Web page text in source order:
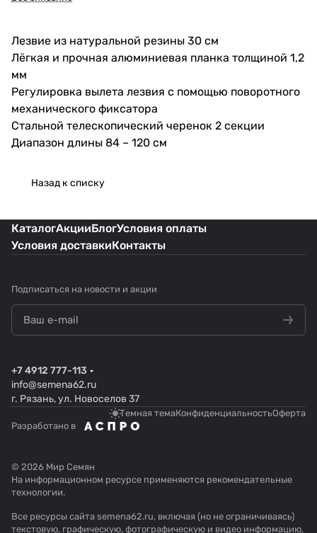
Лезвие из натуральной резины 30 см
Лёгкая и прочная алюминиевая планка толщиной 1,2
мм
Регулировка вылета лезвия с помощью поворотного
механического фиксатора
Стальной телескопический черенок 2 секции
Диапазон длины 84 – 120 см
Назад к списку
КаталогАкцииБлогУсловия оплаты
Условия доставкиКонтакты
Подписаться на новости и акции
+7 4912 777-113
info@semena62.ru
г. Рязань, ул. Новоселов 37
Темная темаКонфиденциальностьОферта
Разработано в
© 2026 Мир Семян
На информационном ресурсе применяются рекомендательные
технологии.
Все ресурсы сайта semena62.ru, включая (но не ограничиваясь)
текстовую, графическую, фотографическую и видео информацию,